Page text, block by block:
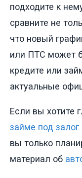
подходите к
сравните не
что новый
или ПТС может
кредите или
актуальные
Если вы хотите
займе под
вы только
материал об